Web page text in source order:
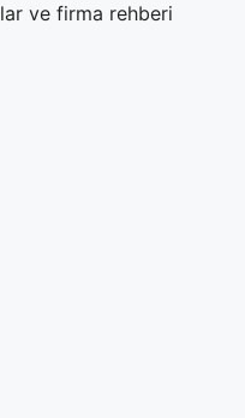
ve firma rehberi